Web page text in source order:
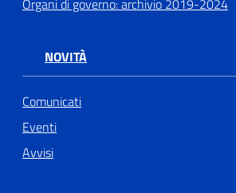
Organi di governo: archivio 2019-2024
NOVITÀ
Comunicati
Eventi
Avvisi